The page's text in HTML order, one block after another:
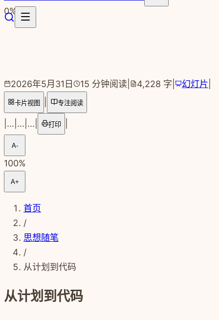
跳转到主要内容
0%
2026年5月31日 15 分钟阅读 4,228 字 幻灯片
卡片视图 专注阅读
... ... ... 打印
A-
100%
A+
首页
/
思想随笔
/
从计划到代码
从计划到代码